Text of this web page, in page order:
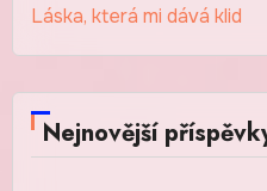
Láska, která mi dává klid
Nejnovější